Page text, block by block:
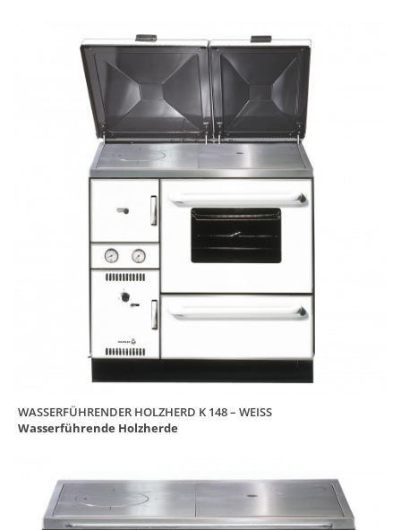
WASSERFÜHRENDER HOLZHERD K 148 – WEISS
Wasserführende Holzherde